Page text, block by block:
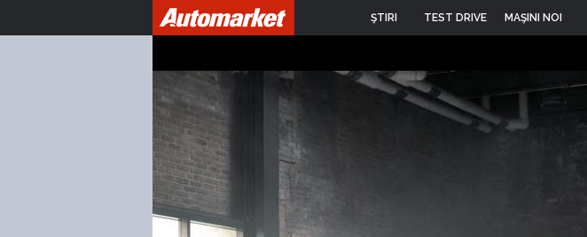
ŞTIRI TEST DRIVE MAŞINI NOI